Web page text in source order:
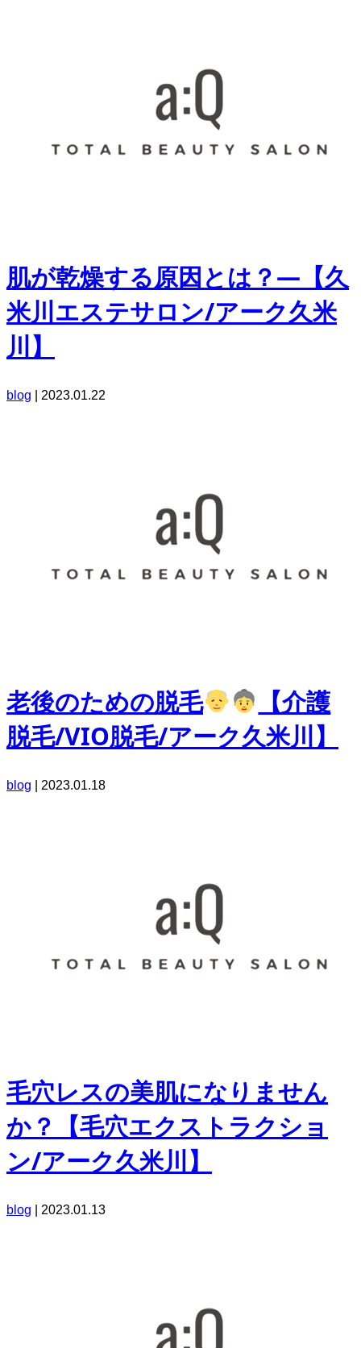
肌が乾燥する原因とは？―【久
米川エステサロン/アーク久米
川】
blog 2023.01.22
老後のための脱毛
【介護
脱毛/VIO脱毛/アーク久米川】
blog 2023.01.18
毛穴レスの美肌になりません
か？【毛穴エクストラクショ
ン/アーク久米川】
blog 2023.01.13